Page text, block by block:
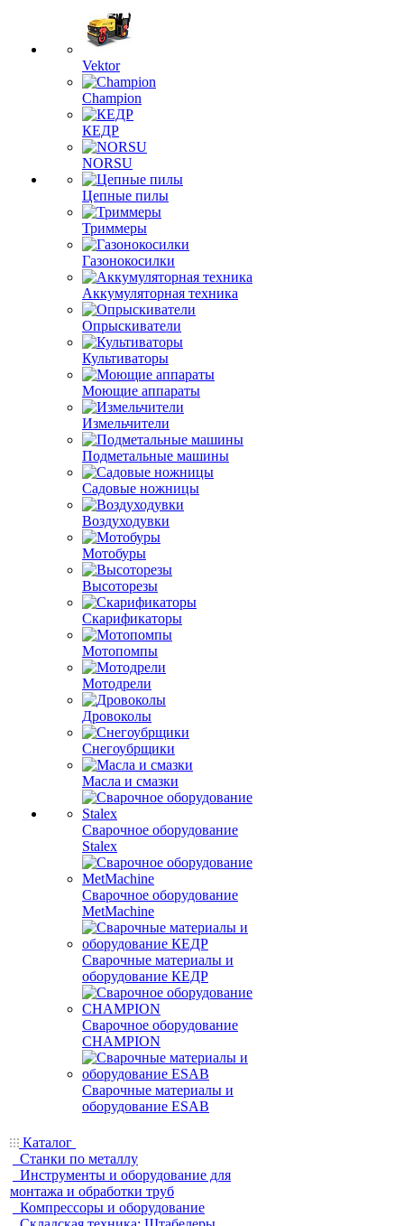
Vektor
Champion
КЕДР
NORSU
Цепные пилы
Триммеры
Газонокосилки
Аккумуляторная техника
Опрыскиватели
Культиваторы
Моющие аппараты
Измельчители
Подметальные машины
Садовые ножницы
Воздуходувки
Мотобуры
Высоторезы
Скарификаторы
Мотопомпы
Мотодрели
Дровоколы
Снегоубрщики
Масла и смазки
Сварочное оборудование
Stalex
Сварочное оборудование
MetMachine
Сварочные материалы и
оборудование КЕДР
Сварочное оборудование
CHAMPION
Сварочные материалы и
оборудование ESAB
Каталог
Станки по металлу
Инструменты и оборудование для
монтажа и обработки труб
Компрессоры и оборудование